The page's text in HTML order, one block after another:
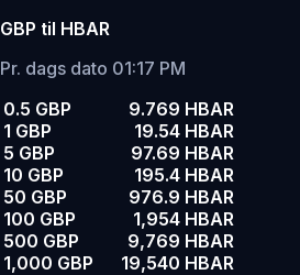
GBP til HBAR
Pr. dags dato 01:17 PM
0.5 GBP
9.769 HBAR
1 GBP
19.54 HBAR
5 GBP
97.69 HBAR
10 GBP
195.4 HBAR
50 GBP
976.9 HBAR
100 GBP
1,954 HBAR
500 GBP
9,769 HBAR
1,000 GBP
19,540 HBAR